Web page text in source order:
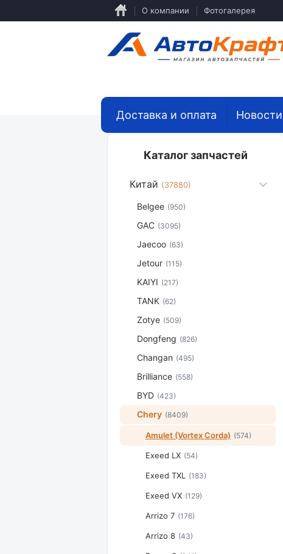
основному
О компании Фотогалерея
Доставка и оплата Новости
Каталог запчастей
Китай (37880)
Belgee (950)
GAC (3095)
Jaecoo (63)
Jetour (115)
KAIYI (217)
TANK (62)
Zotye (509)
Dongfeng (826)
Changan (495)
Brilliance (558)
BYD (423)
Chery (8409)
Amulet (Vortex Corda) (574)
Exeed LX (54)
Exeed TXL (183)
Exeed VX (129)
Arrizo 7 (176)
Arrizo 8 (43)